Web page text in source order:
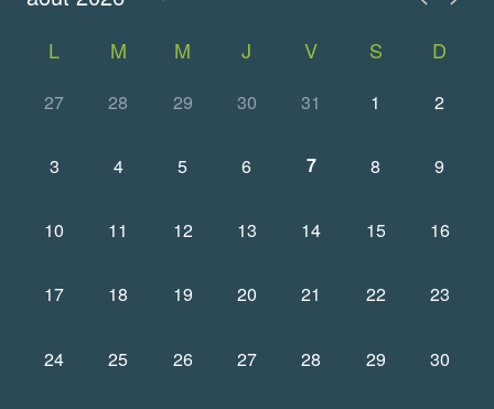
L M M J V S D
27 28 29 30 31 1 2
3 4 5 6 7 8 9
10 11 12 13 14 15 16
17 18 19 20 21 22 23
24 25 26 27 28 29 30